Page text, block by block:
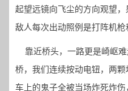
起望远镜向飞尘的方向观望，
敌人每次出动照例是打阵机枪
靠近桥头，一路更是崎岖
桥，我们连续按动电钮，两颗
车上的鬼子全被当场炸死炸